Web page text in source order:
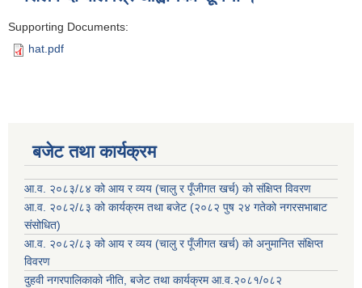
Supporting Documents:
hat.pdf
बजेट तथा कार्यक्रम
आ.व. २०८३/८४ को आय र व्यय (चालु र पूँजीगत खर्च) को संक्षिप्त विवरण
आ.व. २०८२/८३ को कार्यक्रम तथा बजेट (२०८२ पुष २४ गतेको नगरसभाबाट
संसोधित)
आ.व. २०८२/८३ को आय र व्यय (चालु र पूँजीगत खर्च) को अनुमानित संक्षिप्त
विवरण
दुहवी नगरपालिकाको नीति, बजेट तथा कार्यक्रम आ.व.२०८१/०८२